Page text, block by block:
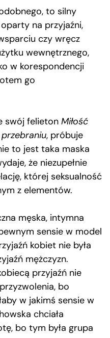
to silny
na przyjaźni,
czy wręcz
wewnętrznego,
w korespondencji
go
swój felieton Miłość
, próbuje
to jest taka maska
że niezupełnie
której seksualność
z elementów.
męska, intymna
sensie w model
kobiet nie była
mężczyzn.
przyjaźń nie
bo
w jakimś sensie w
chciała
bo tym była grupa